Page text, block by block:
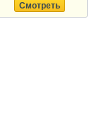
Смотреть